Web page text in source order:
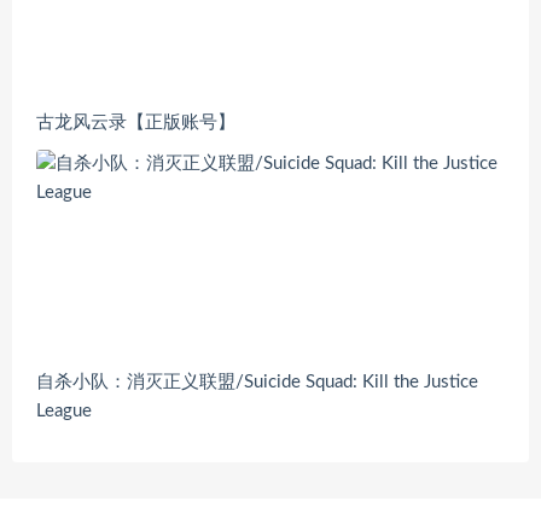
古龙风云录【正版账号】
自杀小队：消灭正义联盟/Suicide Squad: Kill the Justice
League